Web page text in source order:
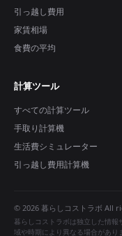
引っ越し費用
家賃相場
食費の平均
計算ツール
すべての計算ツール
手取り計算機
生活費シミュレーター
引っ越し費用計算機
© 2026 暮らしコストラボ All
暮らしコストラボは独立した情
域や時期により異なる場合があ